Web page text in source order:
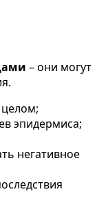
– они могут
эпидермиса;
негативное